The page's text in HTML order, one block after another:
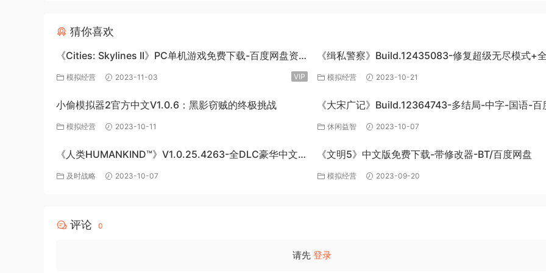
猜你喜欢
《Cities: Skylines II》PC单机游戏免费下载-百度网盘资
源 模拟经营 2023-11-03 VIP
《缉私警察》Build.12435083-修复超级无尽模式+全
DLC-官方中文-免费下载
模拟经营 2023-10-21
小偷模拟器2官方中文V1.0.6：黑影窃贼的终极挑战
模拟经营 2023-10-11
《大宋广记》Build.12364743-多结局-中字-国语-百
盘下载
休闲益智 2023-10-07
《人类HUMANKIND™》V1.0.25.4263-全DLC豪华中文
版-百度网盘免费下载
及时战略 2023-10-07
《文明5》中文版免费下载-带修改器-BT/百度网盘
模拟经营 2023-09-20
评论 0
请先 登录